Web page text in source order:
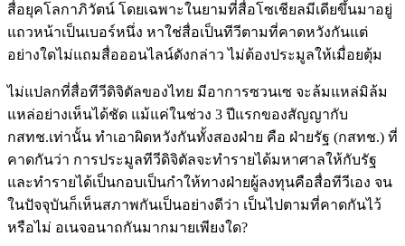
สื่อยุคโลกาภิวัตน์ โดยเฉพาะในยามที่สื่อโซเชียลมีเดียขึ้นมาอยู่
แถวหน้าเป็นเบอร์หนึ่ง หาใช่สื่อเป็นทีวีตามที่คาดหวังกันแต่
อย่างใดไม่แถมสื่อออนไลน์ดังกล่าว ไม่ต้องประมูลให้เมื่อยตุ้ม
ไม่แปลกที่สื่อทีวีดิจิตัลของไทย มีอาการซวนเซ จะล้มแหล่มิล้ม
แหล่อย่างเห็นได้ชัด แม้แค่ในช่วง 3 ปีแรกของสัญญากับ
กสทช.เท่านั้น ทำเอาผิดหวังกันทั้งสองฝ่าย คือ ฝ่ายรัฐ (กสทช.) ที่
คาดกันว่า การประมูลทีวีดิจิตัลจะทำรายได้มหาศาลให้กับรัฐ
และทำรายได้เป็นกอบเป็นกำให้ทางฝ่ายผู้ลงทุนคือสื่อทีวีเอง จน
ในปัจจุบันก็เห็นสภาพกันเป็นอย่างดีว่า เป็นไปตามที่คาดกันไว้
หรือไม่ อเนจอนาถกันมากมายเพียงใด?